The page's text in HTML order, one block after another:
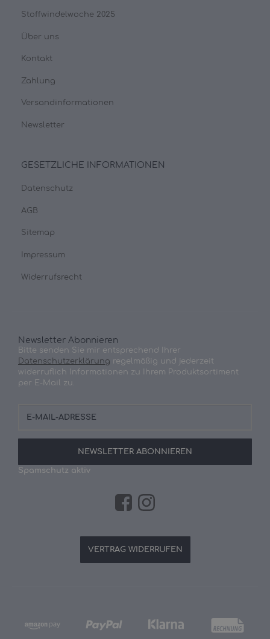
Stoffwindelwoche 2025
Über uns
Kontakt
Zahlung
Versandinformationen
Newsletter
GESETZLICHE INFORMATIONEN
Datenschutz
AGB
Sitemap
Impressum
Widerrufsrecht
Newsletter Abonnieren
Bitte senden Sie mir entsprechend Ihrer
Datenschutzerklärung regelmäßig und jederzeit
widerruflich Informationen zu Ihrem Produktsortiment
per E-Mail zu.
Mail-
NEWSLETTER ABONNIEREN
Spamschutz aktiv
VERTRAG WIDERRUFEN